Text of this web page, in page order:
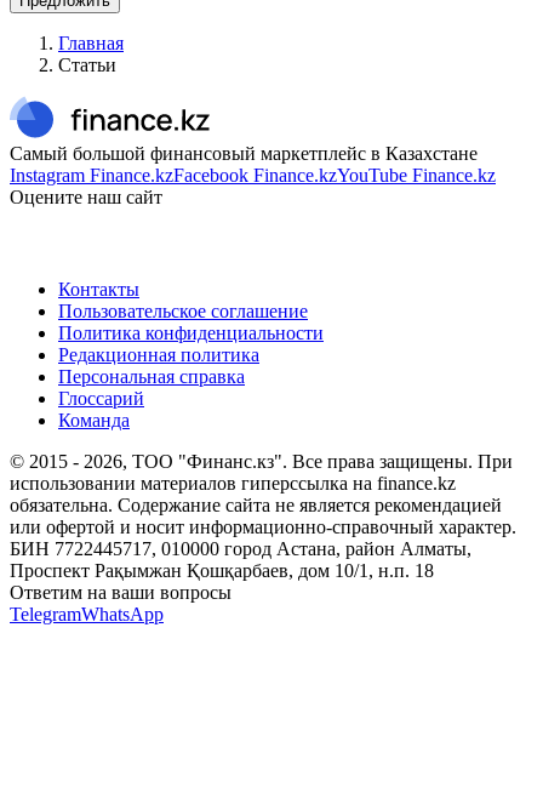
Главная
Статьи
Самый большой финансовый маркетплейс в Казахстане
Instagram Finance.kzFacebook Finance.kzYouTube Finance.kz
Оцените наш сайт
Контакты
Пользовательское соглашение
Политика конфиденциальности
Редакционная политика
Персональная справка
Глоссарий
Команда
© 2015 - 2026, ТОО "Финанс.кз". Все права защищены. При
использовании материалов гиперссылка на finance.kz
обязательна. Содержание сайта не является рекомендацией
или офертой и носит информационно-справочный характер.
БИН 7722445717, 010000 город Астана, район Алматы,
Проспект Рақымжан Қошқарбаев, дом 10/1, н.п. 18
Ответим на ваши вопросы
TelegramWhatsApp